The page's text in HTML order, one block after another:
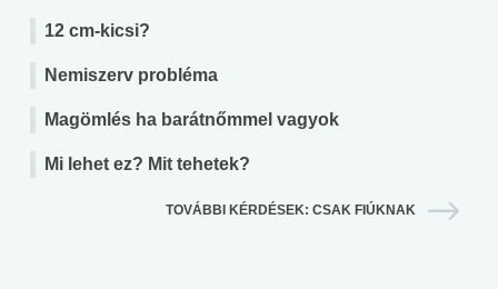
12 cm-kicsi?
Nemiszerv probléma
Magömlés ha barátnőmmel vagyok
Mi lehet ez? Mit tehetek?
TOVÁBBI KÉRDÉSEK: CSAK FIÚKNAK